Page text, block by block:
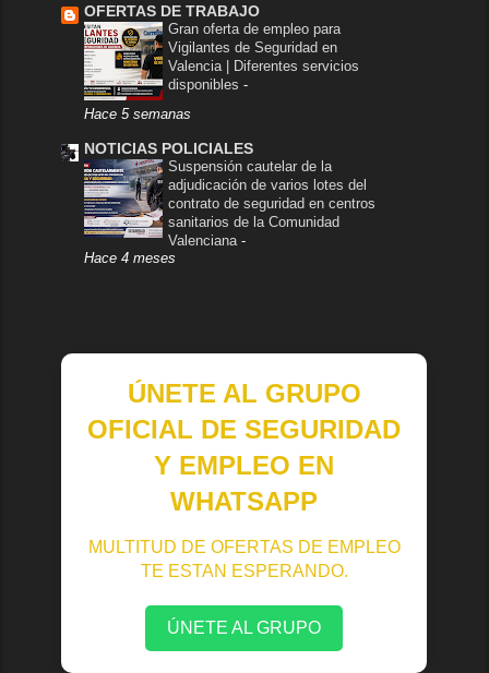
OFERTAS DE TRABAJO
Gran oferta de empleo para
Vigilantes de Seguridad en
Valencia | Diferentes servicios
disponibles-
Hace 5 semanas
NOTICIAS POLICIALES
Suspensión cautelar de la
adjudicación de varios lotes del
contrato de seguridad en centros
sanitarios de la Comunidad
Valenciana-
Hace 4 meses
ÚNETE AL GRUPO
OFICIAL DE SEGURIDAD
Y EMPLEO EN
WHATSAPP
MULTITUD DE OFERTAS DE EMPLEO
TE ESTAN ESPERANDO.
ÚNETE AL GRUPO